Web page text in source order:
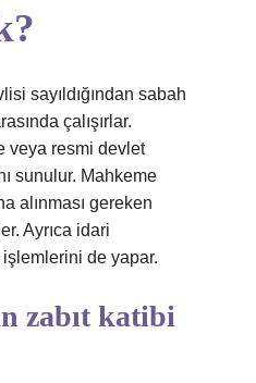
sayıldığından sabah
çalışırlar.
veya resmi devlet
sunulur. Mahkeme
alınması gereken
Ayrıca idari
de yapar.
zabıt katibi